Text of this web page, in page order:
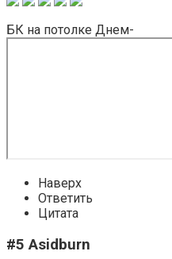
БК на потолке Днем-
Наверх
Ответить
Цитата
#5 Asidburn